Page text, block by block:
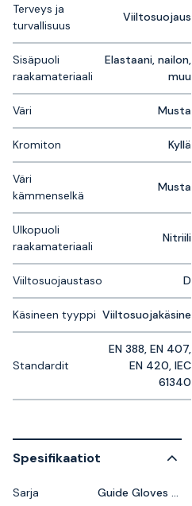
Terveys ja
turvallisuus
Viiltosuojaus
Sisäpuoli
raakamateriaali
Elastaani, nailon,
muu
Väri Musta
Kromiton Kyllä
Väri
kämmenselkä
Musta
Ulkopuoli
raakamateriaali
Nitriili
Viiltosuojaustaso D
Käsineen tyyppi Viiltosuojakäsine
Standardit
EN 388, EN 407,
EN 420, IEC
61340
Spesifikaatiot
Sarja